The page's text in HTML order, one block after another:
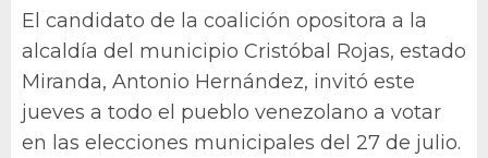
El candidato de la coalición opositora a la
alcaldía del municipio Cristóbal Rojas, estado
Miranda, Antonio Hernández, invitó este
jueves a todo el pueblo venezolano a votar
en las elecciones municipales del 27 de julio.